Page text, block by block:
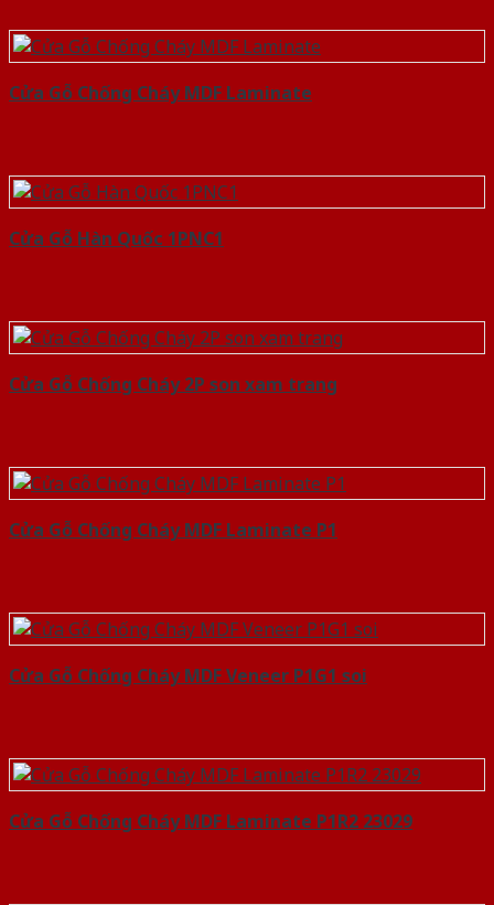
Cửa Gỗ Chống Cháy MDF Laminate
Cửa Gỗ Hàn Quốc 1PNC1
Cửa Gỗ Chống Cháy 2P son xam trang
Cửa Gỗ Chống Cháy MDF Laminate P1
Cửa Gỗ Chống Cháy MDF Veneer P1G1 soi
Cửa Gỗ Chống Cháy MDF Laminate P1R2 23029